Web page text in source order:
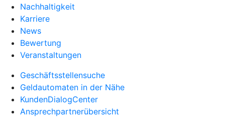
Nachhaltigkeit
Karriere
News
Bewertung
Veranstaltungen
Geschäftsstellensuche
Geldautomaten in der Nähe
KundenDialogCenter
Ansprechpartnerübersicht